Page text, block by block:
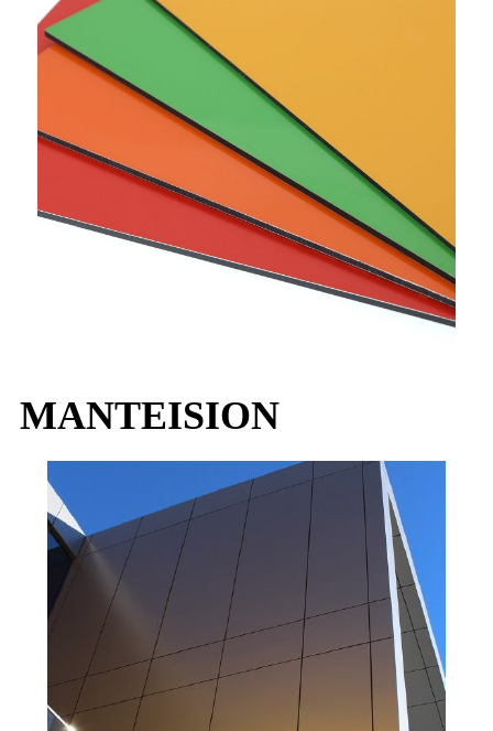
MANTEISION